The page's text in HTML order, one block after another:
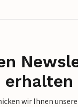
erhalten
wir Ihnen